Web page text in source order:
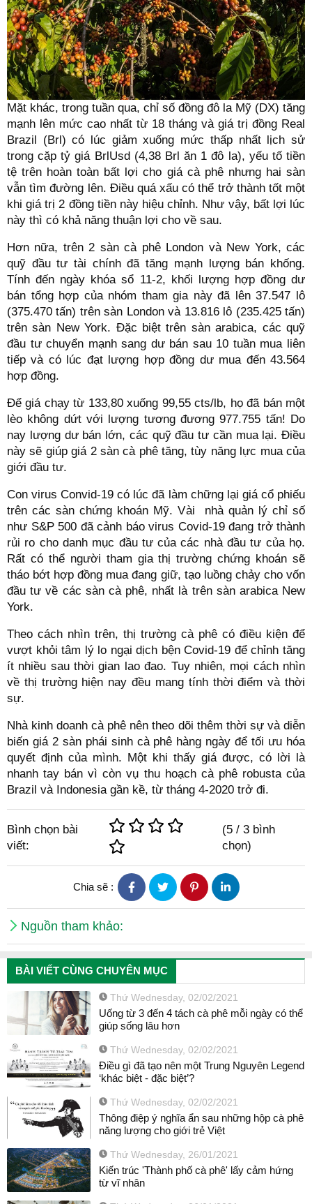
Mặt khác, trong tuần qua, chỉ số đồng đô la Mỹ (DX) tăng
mạnh lên mức cao nhất từ 18 tháng và giá trị đồng Real
Brazil (Brl) có lúc giảm xuống mức thấp nhất lịch sử
trong cặp tỷ giá BrlUsd (4,38 Brl ăn 1 đô la), yếu tố tiền
tệ trên hoàn toàn bất lợi cho giá cà phê nhưng hai sàn
vẫn tìm đường lên. Điều quá xấu có thể trở thành tốt một
khi giá trị 2 đồng tiền này hiệu chỉnh. Như vậy, bất lợi lúc
này thì có khả năng thuận lợi cho về sau.
Hơn nữa, trên 2 sàn cà phê London và New York, các
quỹ đầu tư tài chính đã tăng mạnh lượng bán khống.
Tính đến ngày khóa sổ 11-2, khối lượng hợp đồng dư
bán tổng hợp của nhóm tham gia này đã lên 37.547 lô
(375.470 tấn) trên sàn London và 13.816 lô (235.425 tấn)
trên sàn New York. Đặc biệt trên sàn arabica, các quỹ
đầu tư chuyển mạnh sang dư bán sau 10 tuần mua liên
tiếp và có lúc đạt lượng hợp đồng dư mua đến 43.564
hợp đồng.
Để giá chạy từ 133,80 xuống 99,55 cts/lb, họ đã bán một
lèo không dứt với lượng tương đương 977.755 tấn! Do
nay lượng dư bán lớn, các quỹ đầu tư cần mua lại. Điều
này sẽ giúp giá 2 sàn cà phê tăng, tùy năng lực mua của
giới đầu tư.
Con virus Convid-19 có lúc đã làm chững lại giá cổ phiếu
trên các sàn chứng khoán Mỹ. Vài nhà quản lý chỉ số
như S&P 500 đã cảnh báo virus Covid-19 đang trở thành
rủi ro cho danh mục đầu tư của các nhà đầu tư của họ.
Rất có thể người tham gia thị trường chứng khoán sẽ
tháo bớt hợp đồng mua đang giữ, tạo luồng chảy cho vốn
đầu tư về các sàn cà phê, nhất là trên sàn arabica New
York.
Theo cách nhìn trên, thị trường cà phê có điều kiện để
vượt khỏi tâm lý lo ngại dịch bện Covid-19 để chỉnh tăng
ít nhiều sau thời gian lao đao. Tuy nhiên, mọi cách nhìn
về thị trường hiện nay đều mang tính thời điểm và thời
sự.
Nhà kinh doanh cà phê nên theo dõi thêm thời sự và diễn
biến giá 2 sàn phái sinh cà phê hàng ngày để tối ưu hóa
quyết định của mình. Một khi thấy giá được, có lời là
nhanh tay bán vì còn vụ thu hoạch cà phê robusta của
Brazil và Indonesia gần kề, từ tháng 4-2020 trở đi.
Bình chọn bài
viết:
(5 /3 bình
chọn)
Chia sẽ :
Nguồn tham khảo:
BÀI VIẾT CÙNG CHUYÊN MỤC
Thứ Wednesday, 02/02/2021
Uống từ 3 đến 4 tách cà phê mỗi ngày có thể
giúp sống lâu hơn
Thứ Wednesday, 02/02/2021
Điều gì đã tạo nên một Trung Nguyên Legend
‘khác biệt - đặc biệt’?
Thứ Wednesday, 02/02/2021
Thông điệp ý nghĩa ẩn sau những hộp cà phê
năng lượng cho giới trẻ Việt
Thứ Wednesday, 26/01/2021
Kiến trúc 'Thành phố cà phê' lấy cảm hứng
từ vĩ nhân